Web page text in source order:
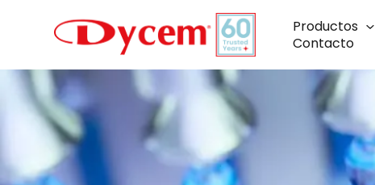
contenido
Productos
Contacto